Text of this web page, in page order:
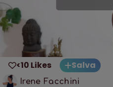
<10 Likes Salva
Irene Facchini